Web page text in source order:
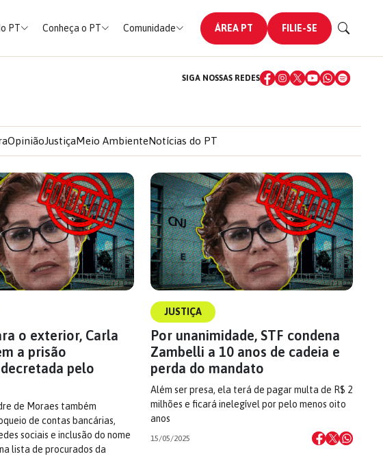
PT Conheça o PT Comunidade ÁREA PT FILIE-SE
SIGA NOSSAS REDES
OpiniãoJustiçaMeio AmbienteNotícias do PT
o exterior, Carla
a prisão
pelo
de Moraes também
de contas bancárias,
sociais e inclusão do nome
lista de procurados da
JUSTIÇA
Por unanimidade, STF condena
Zambelli a 10 anos de cadeia e
perda do mandato
Além ser presa, ela terá de pagar multa de R$ 2
milhões e ficará inelegível por pelo menos oito
anos
15/05/2025